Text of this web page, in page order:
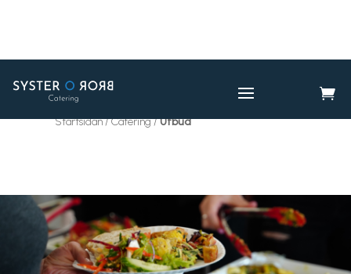

CATERING UTBUD
Startsidan / Catering /Utbud